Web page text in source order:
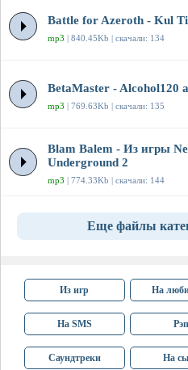
Battle for Azeroth - Kul
mp3 | 840.45Kb | скачали: 134
BetaMaster - Alcohol120
mp3 | 769.63Kb | скачали: 135
Blam Balem - Из игры
Underground 2
mp3 | 774.33Kb | скачали: 144
Еще файлы
Из игр На
На SMS Рэп
Саундтреки На